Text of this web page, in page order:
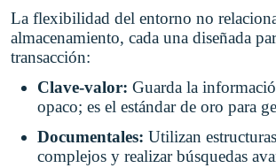
La flexibilidad del entorno no
almacenamiento, cada una diseñada
transacción:
Clave-valor: Guarda la
opaco; es el estándar de oro para
Documentales: Utilizan
complejos y realizar búsquedas